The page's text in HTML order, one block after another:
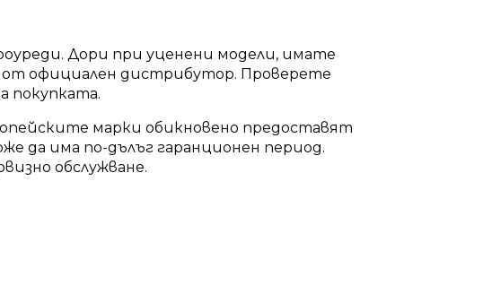
Дори при уценени модели, имате
от официален дистрибутор. Проверете
покупката.
марки обикновено предоставят
да има по-дълъг гаранционен период.
обслужване.